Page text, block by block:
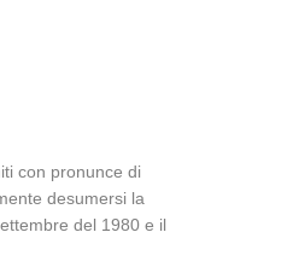
con pronunce di
desumersi la
del 1980 e il